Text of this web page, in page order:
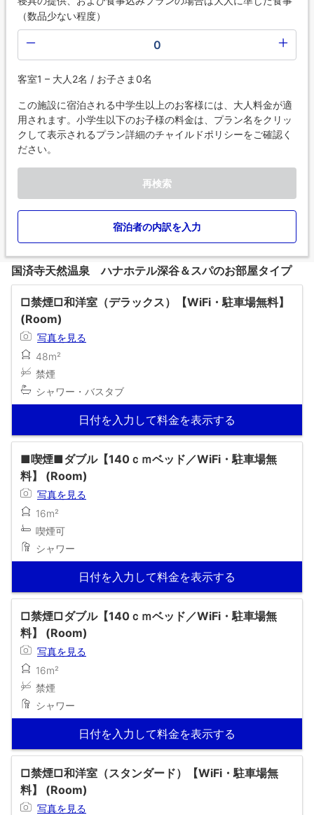
（数品少ない程度）
0
客室1 – 大人2名 / お子さま0名
この施設に宿泊される中学生以上のお客様には、大人料金が適
用されます。小学生以下のお子様の料金は、プラン名をクリッ
クして表示されるプラン詳細のチャイルドポリシーをご確認く
ださい。
再検索
宿泊者の内訳を入力
国済寺天然温泉 ハナホテル深谷＆スパのお部屋タイプ
□禁煙□和洋室（デラックス）【WiFi・駐車場無料】
(Room)
写真を見る
48m²
禁煙
シャワー・バスタブ
日付を入力して料金を表示する
■喫煙■ダブル【140ｃｍベッド／WiFi・駐車場無
料】 (Room)
写真を見る
16m²
喫煙可
シャワー
日付を入力して料金を表示する
□禁煙□ダブル【140ｃｍベッド／WiFi・駐車場無
料】 (Room)
写真を見る
16m²
禁煙
シャワー
日付を入力して料金を表示する
□禁煙□和洋室（スタンダード）【WiFi・駐車場無
料】 (Room)
写真を見る